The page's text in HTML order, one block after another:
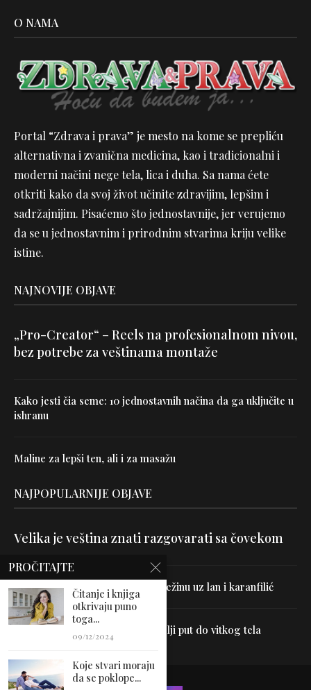
O NAMA
Portal “Zdrava i prava” je mesto na kome se prepliću
alternativna i zvanična medicina, kao i tradicionalni i
moderni načini nege tela, lica i duha. Sa nama ćete
otkriti kako da svoj život učinite zdravijim, lepšim i
sadržajnijim. Pisaćemo što jednostavnije, jer verujemo
da se u jednostavnim i prirodnim stvarima kriju velike
istine.
NAJNOVIJE OBJAVE
„Pro-Creator“ – Reels na profesionalnom nivou,
bez potrebe za veštinama montaže
Kako jesti čia seme: 10 jednostavnih načina da ga uključite u
ishranu
Maline za lepši ten, ali i za masažu
NAJPOPULARNIJE OBJAVE
Velika je veština znati razgovarati sa čovekom
Uništite parazite i normalizujte težinu uz lan i karanfilić
Dr Hajder: Akupunktura je najbolji put do vitkog tela
PROČITAJTE
Čitanje i knjiga
otkrivaju puno
toga...
09/12/2024
Koje stvari moraju
da se poklope...